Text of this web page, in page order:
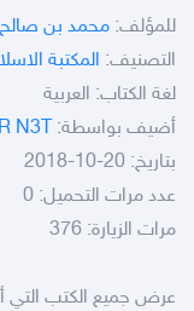
للمؤلف: محمد بن صالح
التصنيف: المكتبة
لغة الكتاب: العربية
أضيف بواسطة: N3T
بتاريخ: 20-10-2018
عدد مرات التحميل: 0
مرات الزيارة: 376
عرض جميع الكتب